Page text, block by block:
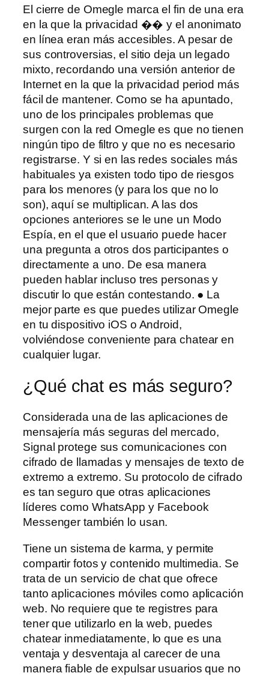
El cierre de Omegle marca el fin de una era
en la que la privacidad �� y el anonimato
en línea eran más accesibles. A pesar de
sus controversias, el sitio deja un legado
mixto, recordando una versión anterior de
Internet en la que la privacidad period más
fácil de mantener. Como se ha apuntado,
uno de los principales problemas que
surgen con la red Omegle es que no tienen
ningún tipo de filtro y que no es necesario
registrarse. Y si en las redes sociales más
habituales ya existen todo tipo de riesgos
para los menores (y para los que no lo
son), aquí se multiplican. A las dos
opciones anteriores se le une un Modo
Espía, en el que el usuario puede hacer
una pregunta a otros dos participantes o
directamente a uno. De esa manera
pueden hablar incluso tres personas y
discutir lo que están contestando. ● La
mejor parte es que puedes utilizar Omegle
en tu dispositivo iOS o Android,
volviéndose conveniente para chatear en
cualquier lugar.
¿Qué chat es más seguro?
Considerada una de las aplicaciones de
mensajería más seguras del mercado,
Signal protege sus comunicaciones con
cifrado de llamadas y mensajes de texto de
extremo a extremo. Su protocolo de cifrado
es tan seguro que otras aplicaciones
líderes como WhatsApp y Facebook
Messenger también lo usan.
Tiene un sistema de karma, y permite
compartir fotos y contenido multimedia. Se
trata de un servicio de chat que ofrece
tanto aplicaciones móviles como aplicación
web. No requiere que te registres para
tener que utilizarlo en la web, puedes
chatear inmediatamente, lo que es una
ventaja y desventaja al carecer de una
manera fiable de expulsar usuarios que no